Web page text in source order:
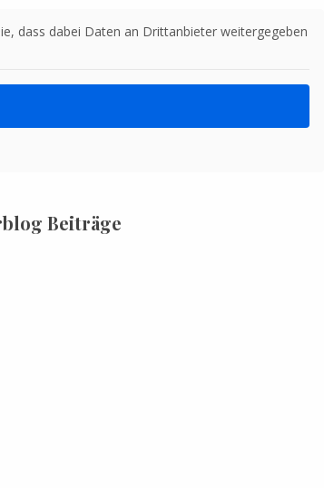
dass dabei Daten an Drittanbieter weitergegeben
Beiträge